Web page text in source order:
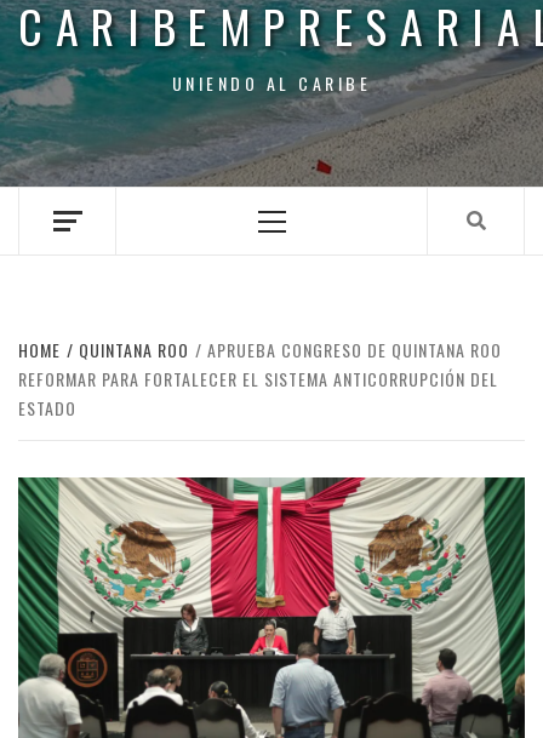
UNIENDO AL CARIBE
Menu
HOME QUINTANA ROO
APRUEBA CONGRESO DE QUINTANA ROO
REFORMAR PARA FORTALECER EL SISTEMA ANTICORRUPCIÓN DEL
ESTADO